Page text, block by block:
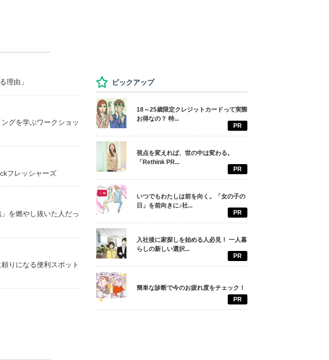
理由」
グを学ぶワークショッ
フレッシャーズ
を燃やし抜いた人だっ
りになる便利スポット
ピックアップ
18～25歳限定クレジットカードって実際
お得なの？ 特...
PR
視点を変えれば、世の中は変わる。
「Rethink PR...
PR
いつでもわたしは前を向く。「女の子の
日」を前向きに♪社...
PR
入社後に家探しを始める人必見！ 一人暮
らしの新しい選択...
PR
簡単な診断で今のお疲れ度をチェック！
PR